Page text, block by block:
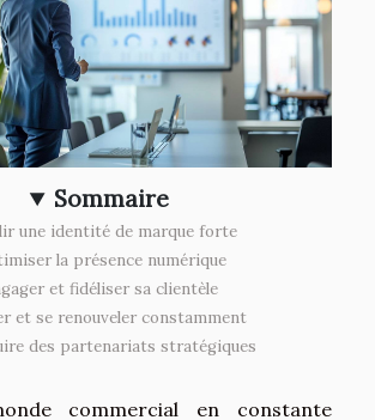
Sommaire
une identité de marque forte
la présence numérique
et fidéliser sa clientèle
et se renouveler constamment
des partenariats stratégiques
commercial en constante